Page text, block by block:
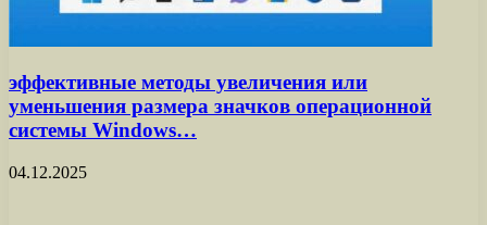
эффективные методы увеличения или
уменьшения размера значков операционной
системы Windows…
04.12.2025